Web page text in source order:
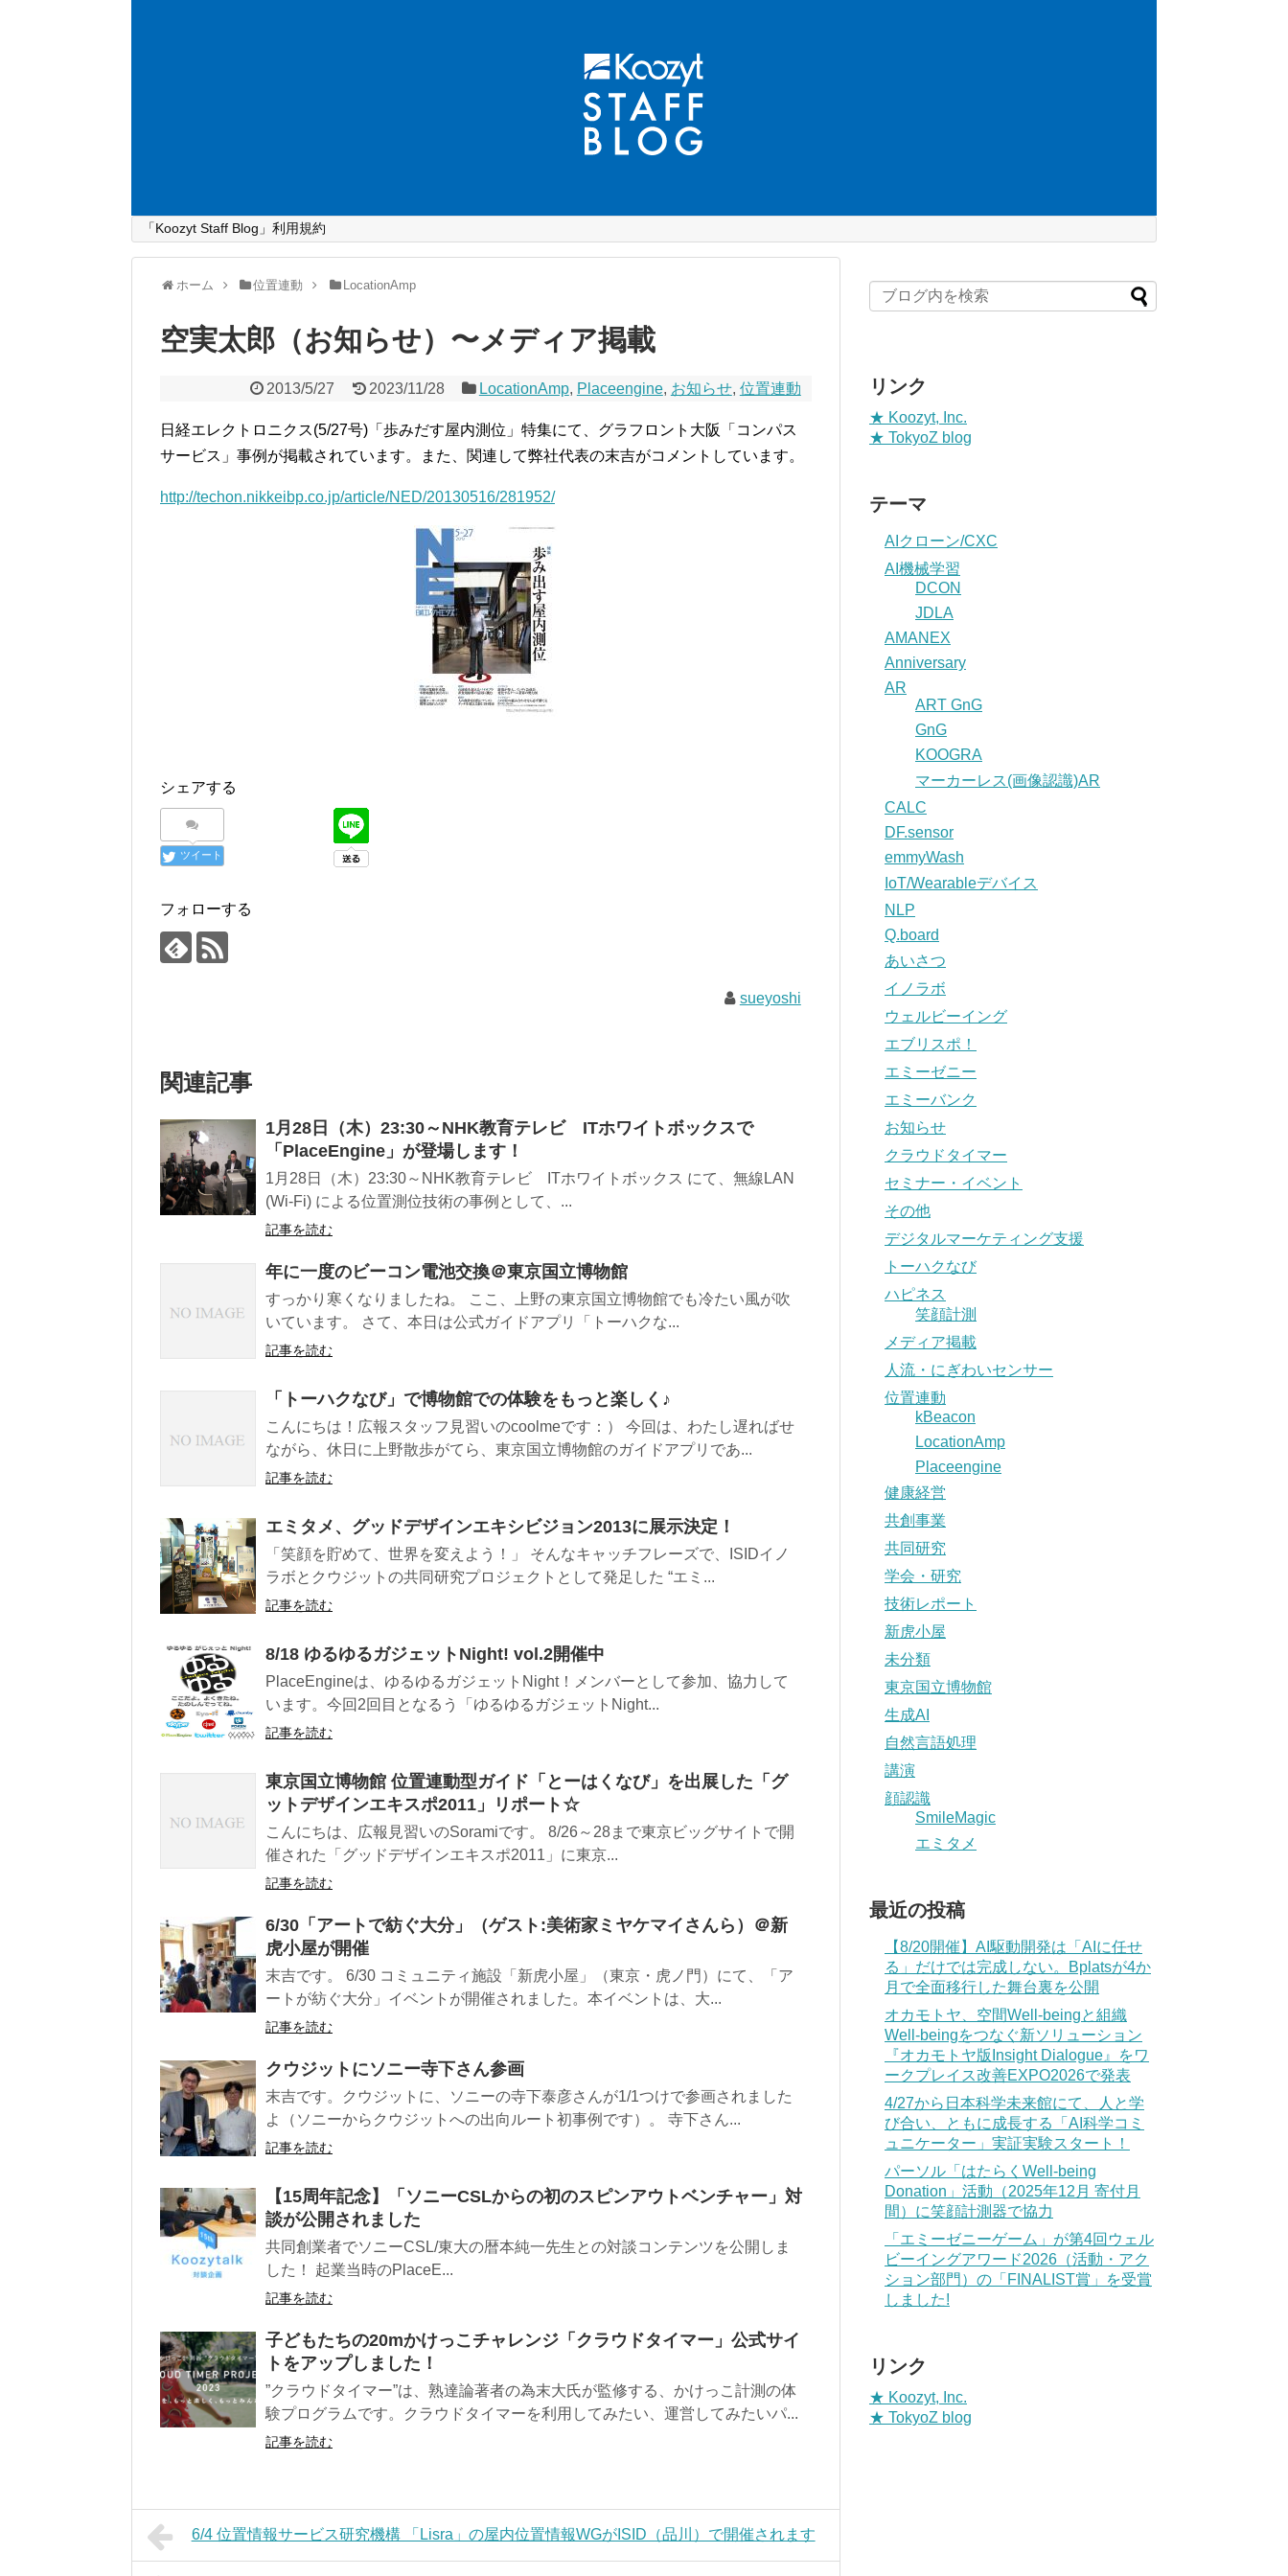
「Koozyt Staff Blog」利用規約
ホーム 位置連動 LocationAmp
空実太郎（お知らせ）〜メディア掲載
2013/5/27 2023/11/28 LocationAmp, Placeengine, お知らせ, 位置連動
日経エレクトロニクス(5/27号)「歩みだす屋内測位」特集にて、グラフロント大阪「コンパス
サービス」事例が掲載されています。また、関連して弊社代表の末吉がコメントしています。
http://techon.nikkeibp.co.jp/article/NED/20130516/281952/
シェアする
ツイート
フォローする
sueyoshi
関連記事
1月28日（木）23:30～NHK教育テレビ ITホワイトボックスで
「PlaceEngine」が登場します！
1月28日（木）23:30～NHK教育テレビ ITホワイトボックス にて、無線LAN
(Wi-Fi) による位置測位技術の事例として、...
記事を読む
年に一度のビーコン電池交換＠東京国立博物館
すっかり寒くなりましたね。 ここ、上野の東京国立博物館でも冷たい風が吹
いています。 さて、本日は公式ガイドアプリ「トーハクな...
記事を読む
「トーハクなび」で博物館での体験をもっと楽しく♪
こんにちは！広報スタッフ見習いのcoolmeです：） 今回は、わたし遅ればせ
ながら、休日に上野散歩がてら、東京国立博物館のガイドアプリであ...
記事を読む
エミタメ、グッドデザインエキシビジョン2013に展示決定！
「笑顔を貯めて、世界を変えよう！」 そんなキャッチフレーズで、ISIDイノ
ラボとクウジットの共同研究プロジェクトとして発足した “エミ...
記事を読む
8/18 ゆるゆるガジェットNight! vol.2開催中
PlaceEngineは、ゆるゆるガジェットNight！メンバーとして参加、協力して
います。今回2回目となるう「ゆるゆるガジェットNight...
記事を読む
東京国立博物館 位置連動型ガイド「とーはくなび」を出展した「グ
ットデザインエキスポ2011」リポート☆
こんにちは、広報見習いのSoramiです。 8/26～28まで東京ビッグサイトで開
催された「グッドデザインエキスポ2011」に東京...
記事を読む
6/30「アートで紡ぐ大分」（ゲスト:美術家ミヤケマイさんら）＠新
虎小屋が開催
末吉です。 6/30 コミュニティ施設「新虎小屋」（東京・虎ノ門）にて、「ア
ートが紡ぐ大分」イベントが開催されました。本イベントは、大...
記事を読む
クウジットにソニー寺下さん参画
末吉です。クウジットに、ソニーの寺下泰彦さんが1/1つけで参画されました
よ（ソニーからクウジットへの出向ルート初事例です）。 寺下さん...
記事を読む
【15周年記念】「ソニーCSLからの初のスピンアウトベンチャー」対
談が公開されました
共同創業者でソニーCSL/東大の暦本純一先生との対談コンテンツを公開しま
した！ 起業当時のPlaceE...
記事を読む
子どもたちの20mかけっこチャレンジ「クラウドタイマー」公式サイ
トをアップしました！
”クラウドタイマー”は、熟達論著者の為末大氏が監修する、かけっこ計測の体
験プログラムです。クラウドタイマーを利用してみたい、運営してみたいパ...
記事を読む
6/4 位置情報サービス研究機構 「Lisra」の屋内位置情報WGがISID（品川）で開催されます
リンク
★ Koozyt, Inc.
★ TokyoZ blog
テーマ
AIクローン/CXC
AI機械学習
DCON
JDLA
AMANEX
Anniversary
AR
ART GnG
GnG
KOOGRA
マーカーレス(画像認識)AR
CALC
DF.sensor
emmyWash
IoT/Wearableデバイス
NLP
Q.board
あいさつ
イノラボ
ウェルビーイング
エブリスポ！
エミーゼニー
エミーバンク
お知らせ
クラウドタイマー
セミナー・イベント
その他
デジタルマーケティング支援
トーハクなび
ハピネス
笑顔計測
メディア掲載
人流・にぎわいセンサー
位置連動
kBeacon
LocationAmp
Placeengine
健康経営
共創事業
共同研究
学会・研究
技術レポート
新虎小屋
未分類
東京国立博物館
生成AI
自然言語処理
講演
顔認識
SmileMagic
エミタメ
最近の投稿
【8/20開催】AI駆動開発は「AIに任せ
る」だけでは完成しない。Bplatsが4か
月で全面移行した舞台裏を公開
オカモトヤ、空間Well-beingと組織
Well-beingをつなぐ新ソリューション
『オカモトヤ版Insight Dialogue』をワ
ークプレイス改善EXPO2026で発表
4/27から日本科学未来館にて、人と学
び合い、ともに成長する「AI科学コミ
ュニケーター」実証実験スタート！
パーソル「はたらくWell-being
Donation」活動（2025年12月 寄付月
間）に笑顔計測器で協力
「エミーゼニーゲーム」が第4回ウェル
ビーイングアワード2026（活動・アク
ション部門）の「FINALIST賞」を受賞
しました!
リンク
★ Koozyt, Inc.
★ TokyoZ blog